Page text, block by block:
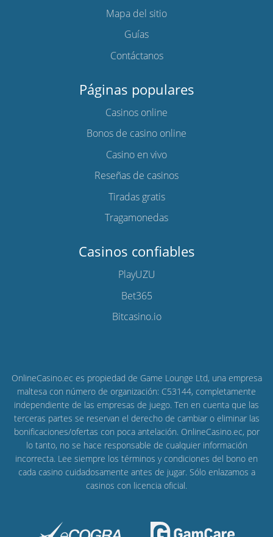
Mapa del sitio
Guías
Contáctanos
Páginas populares
Casinos online
Bonos de casino online
Casino en vivo
Reseñas de casinos
Tiradas gratis
Tragamonedas
Casinos confiables
PlayUZU
Bet365
Bitcasino.io
OnlineCasino.ec es propiedad de Game Lounge Ltd, una empresa
maltesa con número de organización: C53144, completamente
independiente de las empresas de juego. Ten en cuenta que las
terceras partes se reservan el derecho de cambiar o eliminar las
bonificaciones/ofertas con poca antelación. OnlineCasino.ec, por
lo tanto, no se hace responsable de cualquier información
incorrecta. Lee siempre los términos y condiciones del bono en
cada casino cuidadosamente antes de jugar. Sólo enlazamos a
casinos con licencia oficial.